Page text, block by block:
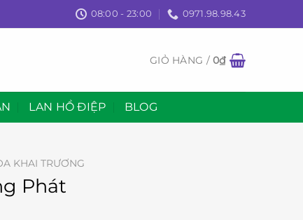
08:00 - 23:00 0971.98.98.43
GIỎ HÀNG /0₫
LAN HỒ ĐIỆP BLOG
KHAI TRƯƠNG
Phát